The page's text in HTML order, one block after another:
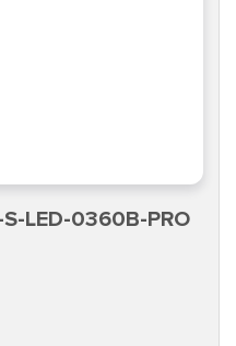
LED-0360B-PRO